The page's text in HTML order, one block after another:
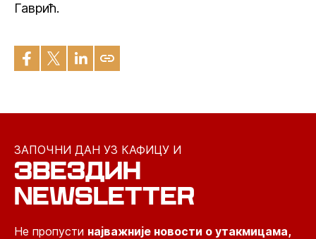
Гаврић.
ЗАПОЧНИ ДАН УЗ КАФИЦУ И
ЗВЕЗДИН
NEWSLETTER
Не пропусти најважније новости о утакмицама,